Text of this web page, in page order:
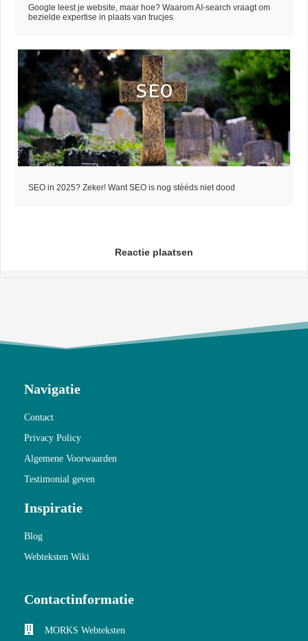
Google leest je website, maar hoe? Waarom AI-search vraagt om
bezielde expertise in plaats van trucjes
SEO in 2025? Zeker! Want SEO is nog stééds niet dood
Reactie plaatsen
Navigatie
Contact
Privacy Policy
Algemene Voorwaarden
Testimonial geven
Inspiratie
Blog
Webteksten Wiki
Contactinformatie
MORKS Webteksten